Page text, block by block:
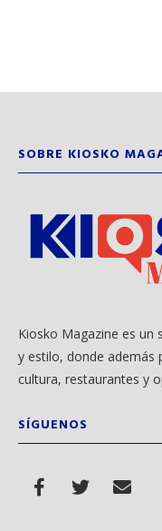
SOBRE KIOSKO
Kiosko Magazine es un
y estilo, donde además
cultura, restaurantes y
SÍGUENOS